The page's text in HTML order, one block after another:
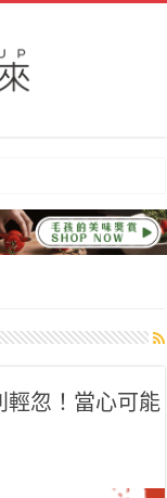
輕忽！當心可能